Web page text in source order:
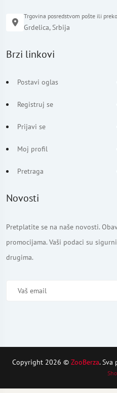
Trgovina posredstvom pošte ili
Grdelica, Srbija
Brzi linkovi
Postavi oglas
Registruj se
Prijavi se
Moj profil
Pretraga
Novosti
Pretplatite se na naše novosti.
promocijama. Vaši podaci su
drugima.
Copyright 2026 © ZooBerza. Sva